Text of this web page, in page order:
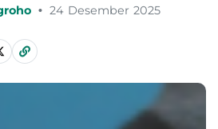
• 24 Desember 2025